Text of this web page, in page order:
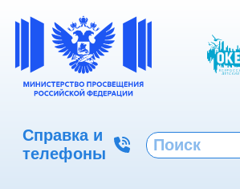
Справка и
телефоны